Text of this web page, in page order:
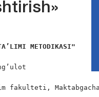
METODIKASI"
fakulteti,